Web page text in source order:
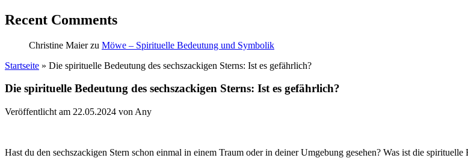
Recent Comments
Christine Maierzu Möwe – Spirituelle Bedeutung und Symbolik
Startseite » Die spirituelle Bedeutung des sechszackigen Sterns: Ist es gefährlich?
Die spirituelle Bedeutung des sechszackigen Sterns: Ist es gefährlich?
Veröffentlicht am 22.05.2024 von Any
Hast du den sechszackigen Stern schon einmal in einem Traum oder in deiner Umgebung gesehen? Was ist die